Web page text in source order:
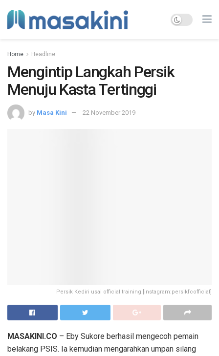
Home Headline
Mengintip Langkah Persik
Menuju Kasta Tertinggi
by Masa Kini 22 November 2019
Persik Kediri usai official training.[instagram:persikfcofficial]
MASAKINI.CO – Eby Sukore berhasil mengecoh pemain
belakang PSIS. Ia kemudian mengarahkan umpan silang